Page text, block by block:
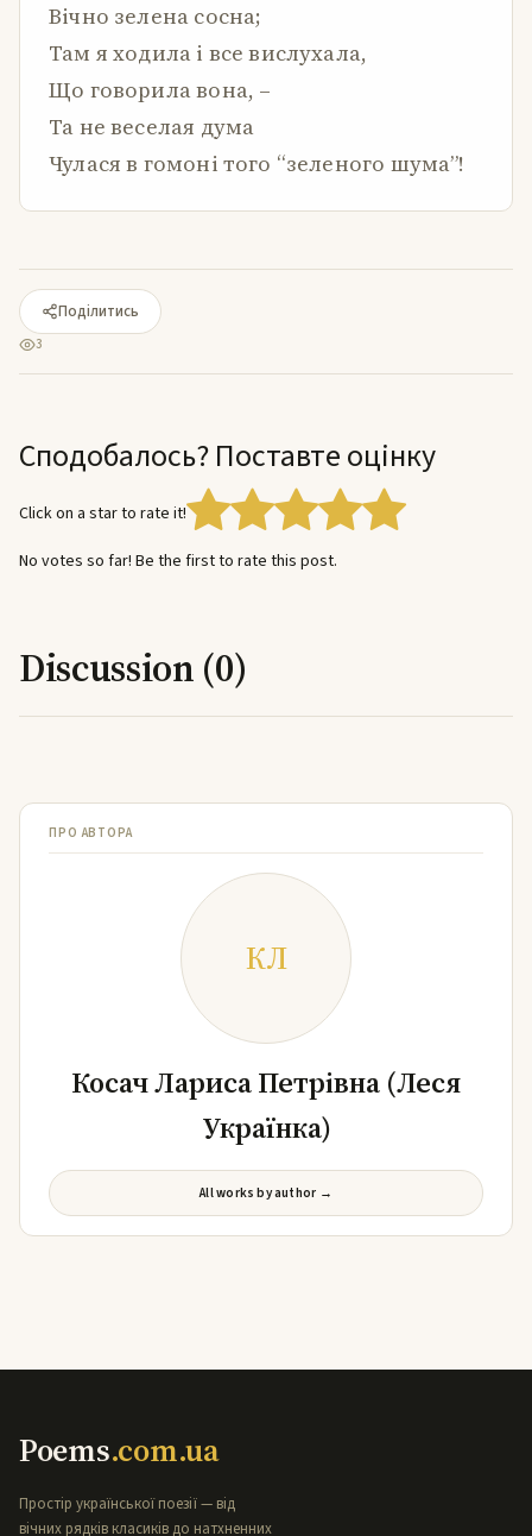
Вічно зелена сосна;
Там я ходила і все вислухала,
Що говорила вона, –
Та не веселая дума
Чулася в гомоні того “зеленого шума”!
Поділитись
3
Сподобалось? Поставте оцінку
Click on a star to rate it!
No votes so far! Be the first to rate this post.
Discussion (0)
ПРО АВТОРА
КЛ
Косач Лариса Петрівна (Леся
Українка)
All works by author →
Poems.com.ua
Простір української поезії — від
вічних рядків класиків до натхненних